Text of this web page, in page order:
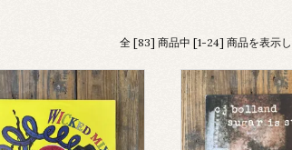
全 [83] 商品中 [1-24] 商品を表示